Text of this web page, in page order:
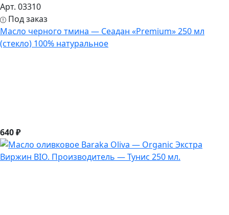
Арт. 03310
Под заказ
Масло черного тмина — Сеадан «Premium» 250 мл
(стекло) 100% натуральное
640 ₽